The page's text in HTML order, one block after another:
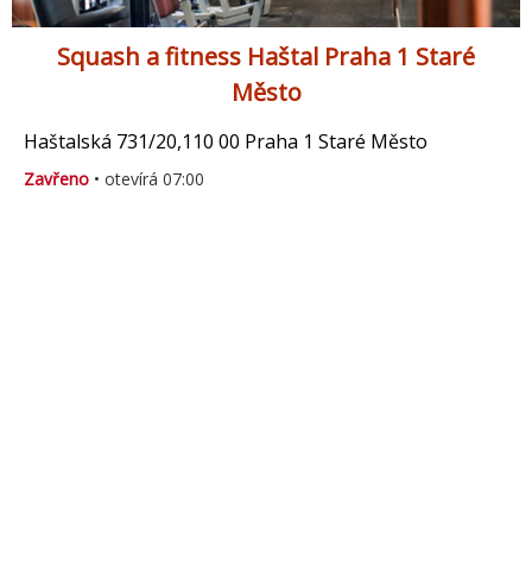
Squash a fitness Haštal Praha 1 Staré
Město
Haštalská 731/20,110 00 Praha 1 Staré Město
Zavřeno • otevírá 07:00